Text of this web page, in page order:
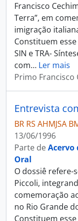
Francisco
Terra”, em
imigração
Constituem
SIN e TRA-
com… Ler mais
Primo Francisco
Entrevista
BR RS AHMJSA
13/06/1996
Parte deAcervo
Oral
O dossiê refere-
Piccoli,
comemoração
no Rio Grande
Constituem